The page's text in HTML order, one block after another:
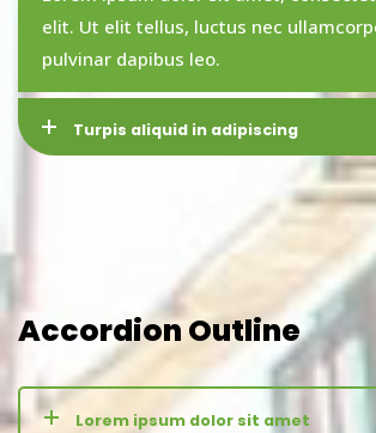
elit. Ut elit tellus, luctus nec
pulvinar dapibus leo.
Turpis aliquid in adipiscing
Accordion Outline
Lorem ipsum dolor sit amet